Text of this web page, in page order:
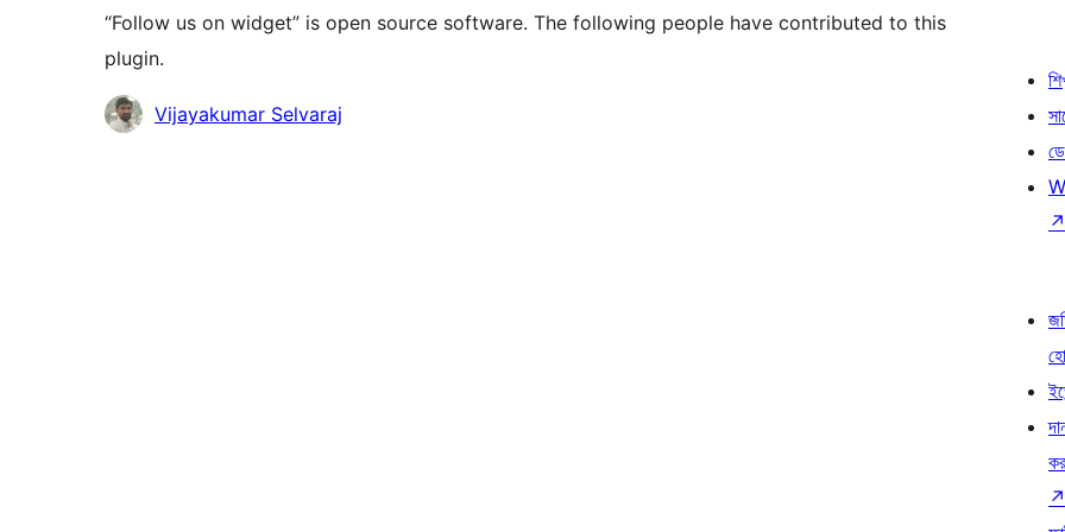
“Follow us on widget” is open source software. The following people have contributed to this
plugin.
কন্ট্রিবিউটরVijayakumar Selvaraj
↗
↗